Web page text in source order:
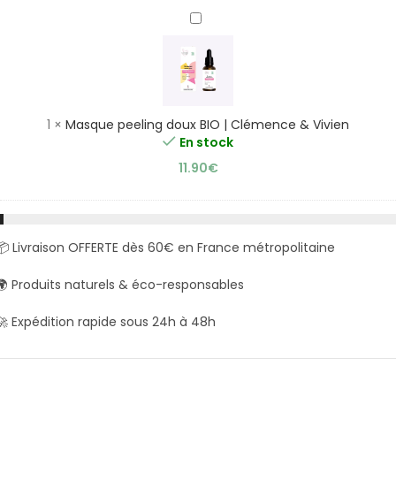
Masque
doux
BIO
|
&
1 × Masque peeling doux BIO | Clémence & Vivien
En stock
11.90€
Livraison OFFERTE dès 60€ en France métropolitaine
Produits naturels & éco-responsables
Expédition rapide sous 24h à 48h